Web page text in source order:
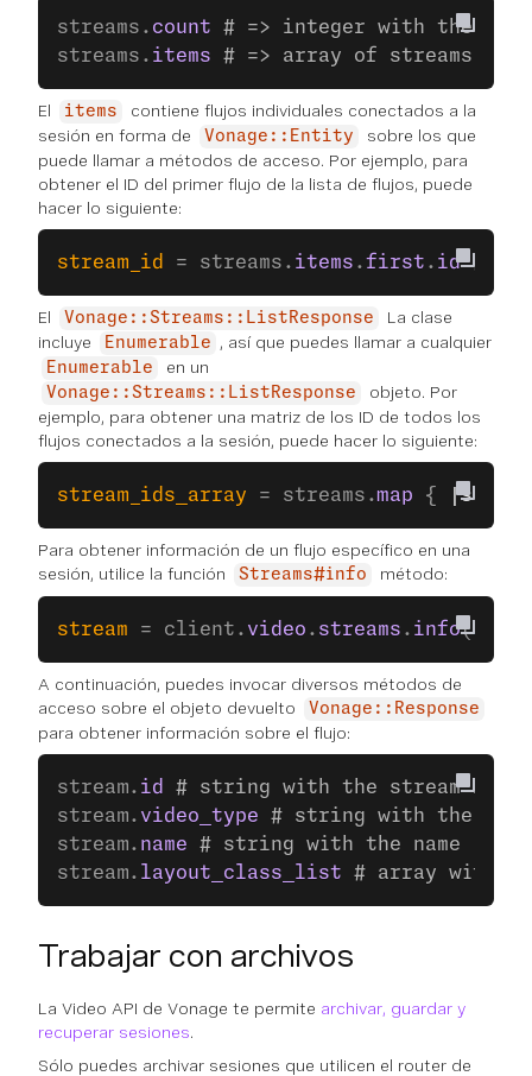
streams. count # => integer with the
streams. items # => array of streams
El items
contiene flujos individuales conectados a la
sesión en forma de
Vonage::Entity
sobre los que
puede llamar a métodos de acceso. Por ejemplo, para
obtener el ID del primer flujo de la lista de flujos, puede
hacer lo siguiente:
stream_id = streams. items .first . id # =>
El Vonage::Streams::ListResponse
La clase
incluye
Enumerable , así que puedes llamar a cualquier
Enumerable en un
Vonage::Streams::ListResponse
objeto. Por
ejemplo, para obtener una matriz de los ID de todos los
flujos conectados a la sesión, puede hacer lo siguiente:
stream_ids_array = streams.map {
Para obtener información de un flujo específico en una
sesión, utilice la función
Streams#info método:
stream = client. video . streams . info(
A continuación, puedes invocar diversos métodos de
acceso sobre el objeto devuelto
Vonage::Response
para obtener información sobre el flujo:
stream. id
# string with the stream ID
stream. video_type # string with the
stream. name # string with the name
stream. layout_class_list # array with
Trabajar con archivos
La Video API de Vonage te permite archivar, guardar y
recuperar sesiones.
Sólo puedes archivar sesiones que utilicen el router de